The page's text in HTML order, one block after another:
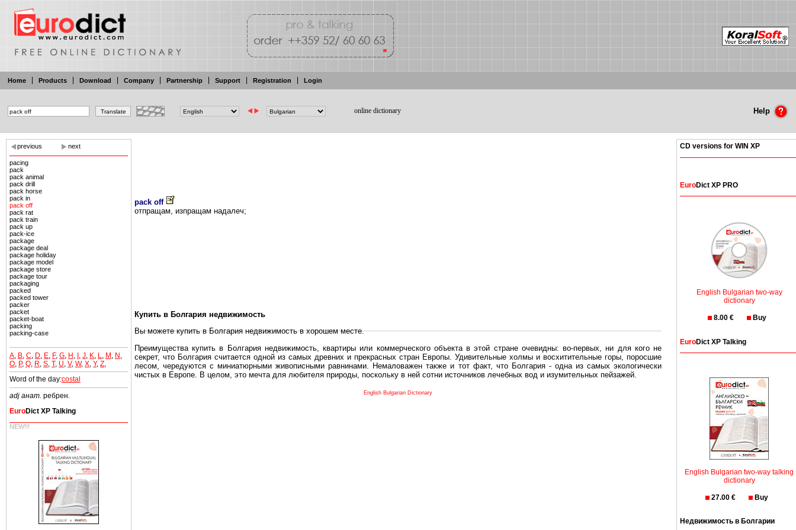
Home Products Download Company Partnership Support Registration Login
online dictionary Help
previous next
pacing
pack
pack animal
pack drill
pack horse
pack in
pack off
pack rat
pack train
pack up
pack-ice
package
package deal
package holiday
package model
package store
package tour
packaging
packed
packed tower
packer
packet
packet-boat
packing
packing-case
A B C D E F, G H I J K L M N
O P, Q R S T, U V, W, X Y, Z
Word of the day:costal
adj анат. ребрен.
EuroDict XP Talking
NEW!!!
pack off
отпращам, изпращам надалеч;
Купить в Болгария недвижимость
Вы можете купить в Болгария недвижимость в хорошем месте.
Преимущества купить в Болгария недвижимость, квартиры или коммерческого объекта в этой стране очевидны: во-первых, ни для кого не
секрет, что Болгария считается одной из самых древних и прекрасных стран Европы. Удивительные холмы и восхитительные горы, поросшие
лесом, чередуются с миниатюрными живописными равнинами. Немаловажен также и тот факт, что Болгария - одна из самых экологически
чистых в Европе. В целом, это мечта для любителя природы, поскольку в ней сотни источников лечебных вод и изумительных пейзажей.
Еще одно существенное преимущество в плане купить в Болгария недвижимость заключено в том, что Болгария безопасная страна - в ней
English Bulgarian Dictionary
CD versions for WIN XP
EuroDict XP PRO
English Bulgarian two-way
dictionary
8.00 € Buy
EuroDict XP Talking
English Bulgarian two-way talking
dictionary
27.00 € Buy
Недвижимость в Болгарии